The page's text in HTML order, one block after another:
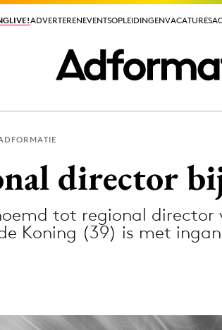
ADVERTERENEVENTSOPLEIDINGENVACATURES
ADVERTERENEVENTSOPLEIDINGENVACATURES
director bij
tot regional
Koning (39) is met